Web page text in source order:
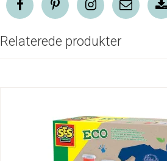
Relaterede produkter